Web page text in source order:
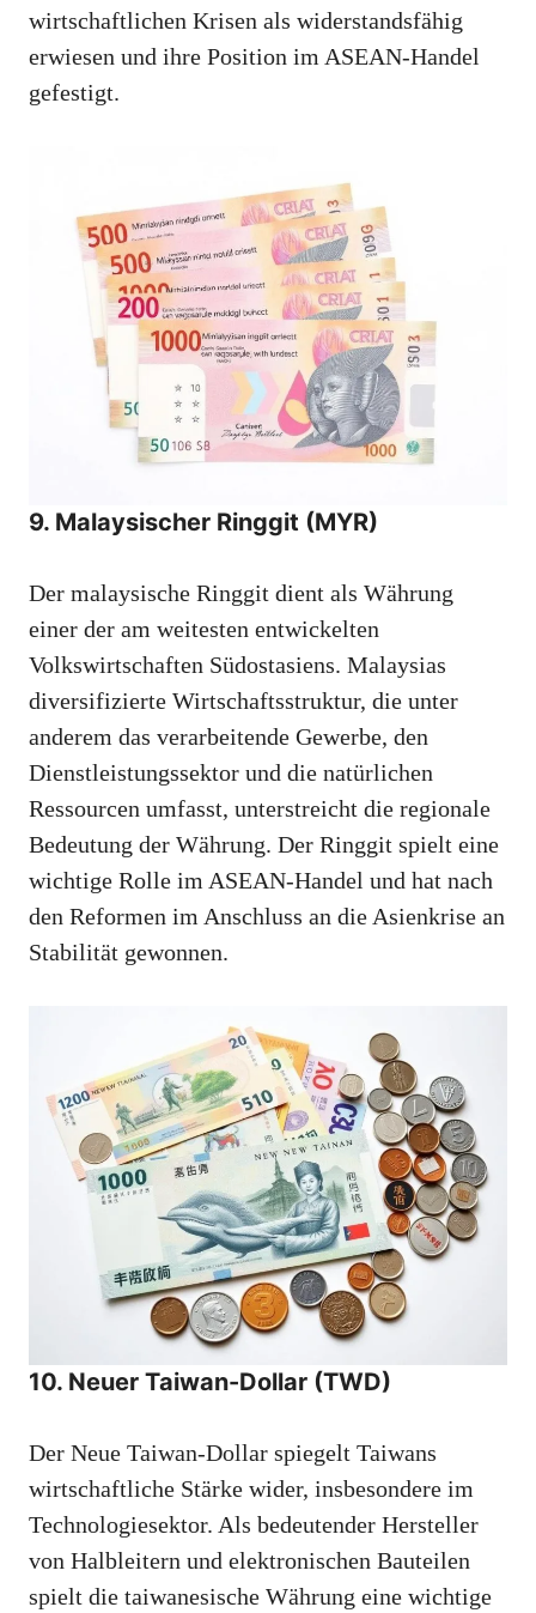
wirtschaftlichen Krisen als widerstandsfähig
erwiesen und ihre Position im ASEAN-Handel
gefestigt.
9. Malaysischer Ringgit (MYR)
Der malaysische Ringgit dient als Währung
einer der am weitesten entwickelten
Volkswirtschaften Südostasiens. Malaysias
diversifizierte Wirtschaftsstruktur, die unter
anderem das verarbeitende Gewerbe, den
Dienstleistungssektor und die natürlichen
Ressourcen umfasst, unterstreicht die regionale
Bedeutung der Währung. Der Ringgit spielt eine
wichtige Rolle im ASEAN-Handel und hat nach
den Reformen im Anschluss an die Asienkrise an
Stabilität gewonnen.
10. Neuer Taiwan-Dollar (TWD)
Der Neue Taiwan-Dollar spiegelt Taiwans
wirtschaftliche Stärke wider, insbesondere im
Technologiesektor. Als bedeutender Hersteller
von Halbleitern und elektronischen Bauteilen
spielt die taiwanesische Währung eine wichtige